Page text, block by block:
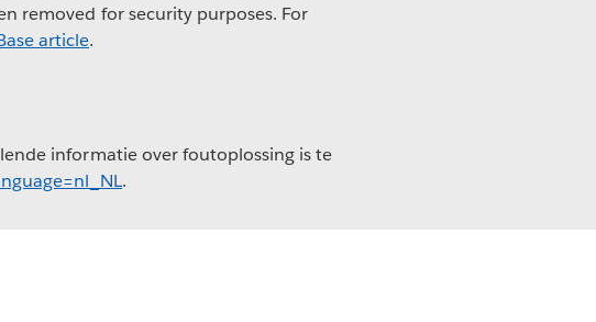
removed for security purposes. For
article.
informatie over foutoplossing is te
.